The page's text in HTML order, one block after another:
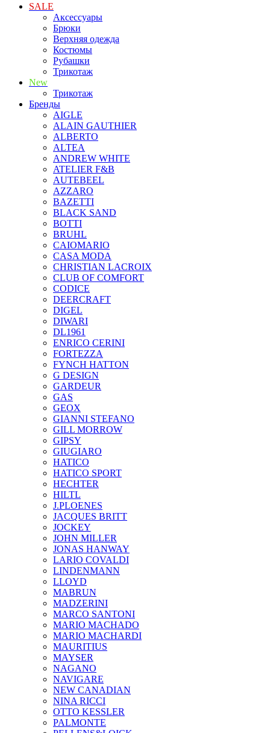
SALE
Аксессуары
Брюки
Верхняя одежда
Костюмы
Рубашки
Трикотаж
New
Трикотаж
Бренды
AIGLE
ALAIN GAUTHIER
ALBERTO
ALTEA
ANDREW WHITE
ATELIER F&B
AUTEBEEL
AZZARO
BAZETTI
BLACK SAND
BOTTI
BRUHL
CAIOMARIO
CASA MODA
CHRISTIAN LACROIX
CLUB OF COMFORT
CODICE
DEERCRAFT
DIGEL
DIWARI
DL1961
ENRICO CERINI
FORTEZZA
FYNCH HATTON
G DESIGN
GARDEUR
GAS
GEOX
GIANNI STEFANO
GILL MORROW
GIPSY
GIUGIARO
HATICO
HATICO SPORT
HECHTER
HILTL
J.PLOENES
JAСQUES BRITT
JOCKEY
JOHN MILLER
JONAS HANWAY
LARIO COVALDI
LINDENMANN
LLOYD
MABRUN
MADZERINI
MARCO SANTONI
MARIO MACHADO
MARIO MACHARDI
MAURITIUS
MAYSER
NAGANO
NAVIGARE
NEW CANADIAN
NINA RICCI
OTTO KESSLER
PALMONTE